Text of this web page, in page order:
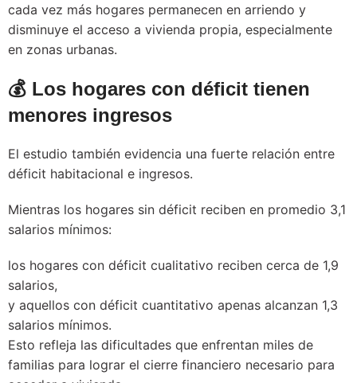
cada vez más hogares permanecen en arriendo y
disminuye el acceso a vivienda propia, especialmente
en zonas urbanas.
💰 Los hogares con déficit tienen
menores ingresos
El estudio también evidencia una fuerte relación entre
déficit habitacional e ingresos.
Mientras los hogares sin déficit reciben en promedio 3,1
salarios mínimos:
los hogares con déficit cualitativo reciben cerca de 1,9
salarios,
y aquellos con déficit cuantitativo apenas alcanzan 1,3
salarios mínimos.
Esto refleja las dificultades que enfrentan miles de
familias para lograr el cierre financiero necesario para